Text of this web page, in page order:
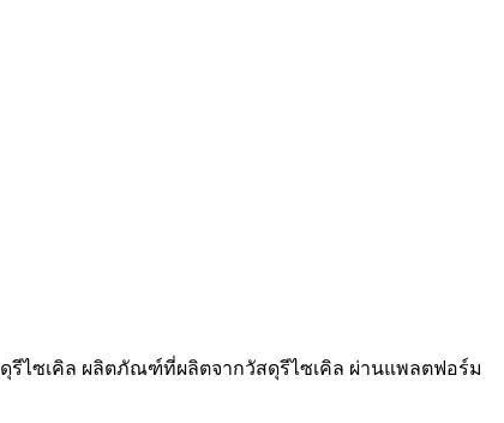
รีไซเคิล ผลิตภัณฑ์ที่ผลิตจากวัสดุรีไซเคิล ผ่านแพลตฟอร์ม